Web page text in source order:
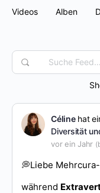
Videos Alben
Suche
Feed…
Célinehat
Diversität
vor ein Jahr
💭Liebe
während